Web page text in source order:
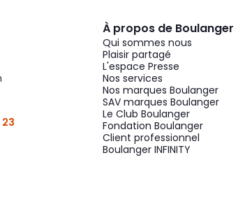
À propos de Boulanger
Qui sommes nous
Plaisir partagé
L'espace Presse
Nos services
Nos marques Boulanger
SAV marques Boulanger
Le Club Boulanger
Fondation Boulanger
Client professionnel
Boulanger INFINITY